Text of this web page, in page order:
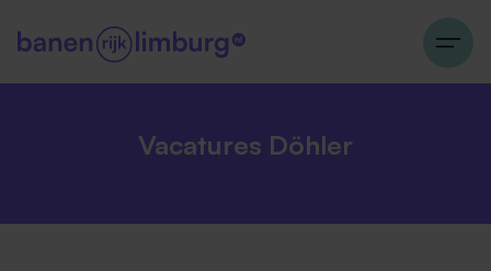
Vacatures Döhler